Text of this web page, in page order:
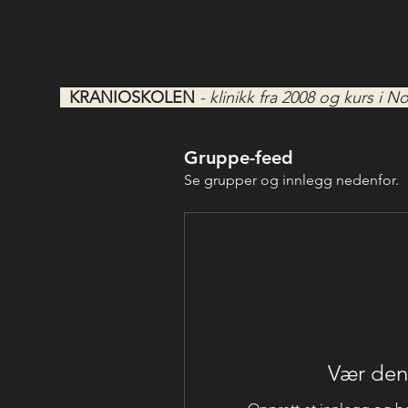
KRANIOSKOLEN - klinikk fra 2008 og kurs i
Gruppe-feed
Se grupper og innlegg nedenfor.
Vær